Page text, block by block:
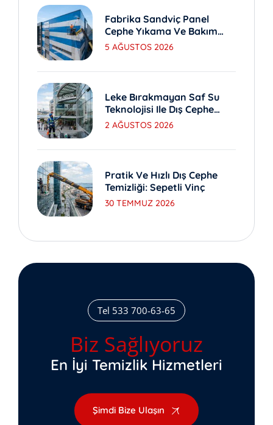
Fabrika Sandviç Panel
Cephe Yıkama Ve Bakım
Yöntemleri
5 AĞUSTOS 2026
Leke Bırakmayan Saf Su
Teknolojisi Ile Dış Cephe
Yıkama
2 AĞUSTOS 2026
Pratik Ve Hızlı Dış Cephe
Temizliği: Sepetli Vinç
30 TEMMUZ 2026
Tel 533 700-63-65
Biz Sağlıyoruz
En İyi Temizlik Hizmetleri
Şimdi Bize Ulaşın